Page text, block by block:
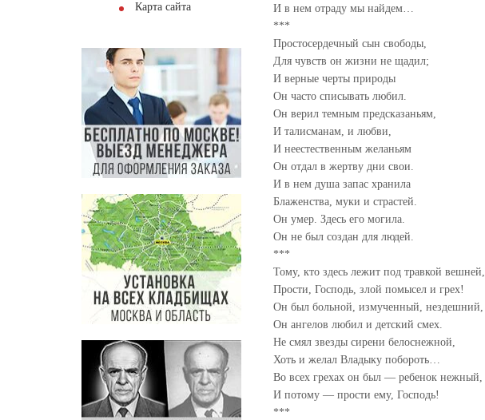
Карта сайта
И в нем отраду мы найдем…
***
Простосердечный сын свободы,
Для чувств он жизни не щадил;
И верные черты природы
Он часто списывать любил.
Он верил темным предсказаньям,
И талисманам, и любви,
И неестественным желаньям
Он отдал в жертву дни свои.
И в нем душа запас хранила
Блаженства, муки и страстей.
Он умер. Здесь его могила.
Он не был создан для людей.
***
Тому, кто здесь лежит под травкой вешней,
Прости, Господь, злой помысел и грех!
Он был больной, измученный, нездешний,
Он ангелов любил и детский смех.
Не смял звезды сирени белоснежной,
Хоть и желал Владыку побороть…
Во всех грехах он был — ребенок нежный,
И потому — прости ему, Господь!
***